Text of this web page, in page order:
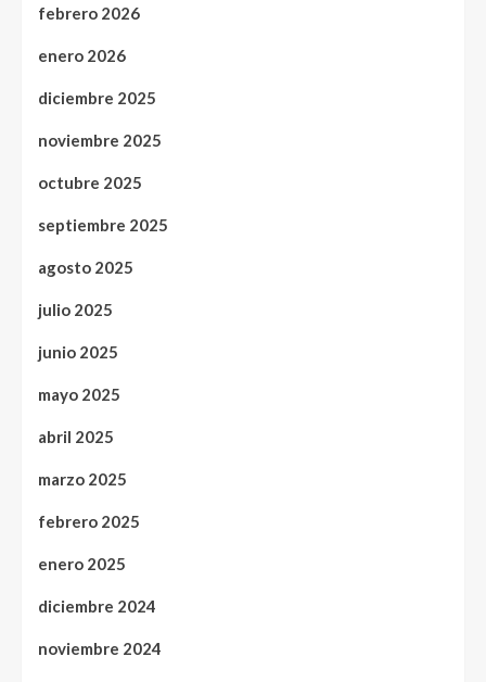
febrero 2026
enero 2026
diciembre 2025
noviembre 2025
octubre 2025
septiembre 2025
agosto 2025
julio 2025
junio 2025
mayo 2025
abril 2025
marzo 2025
febrero 2025
enero 2025
diciembre 2024
noviembre 2024